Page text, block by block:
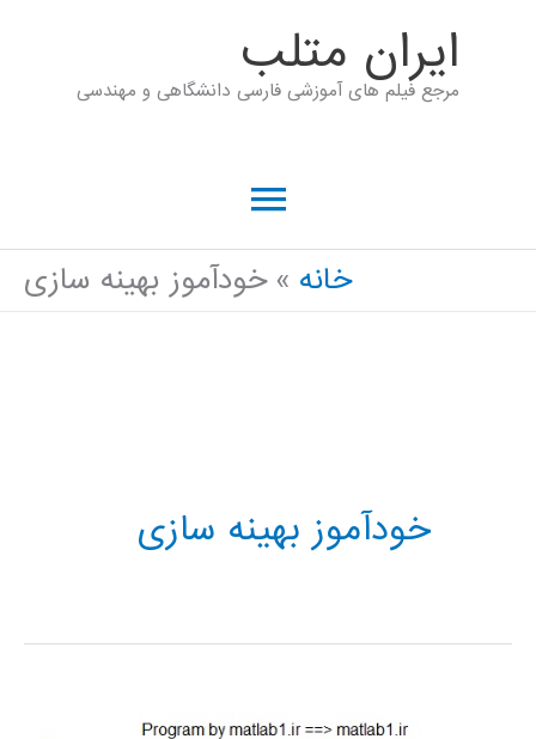
ايران متلب
مرجع فیلم های آموزشی فارسی دانشگاهی و مهندسی
فهرست
اصلی خانه خودآموز بهینه سازی
خودآموز بهینه سازی